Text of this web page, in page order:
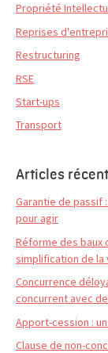
Propriété
Reprises
Restructuring
RSE
Start-ups
Transport
Articles
Garantie de passif
pour agir
Réforme des baux
simplification de la
Concurrence
concurrent avec
Apport-cession :
Clause de non-